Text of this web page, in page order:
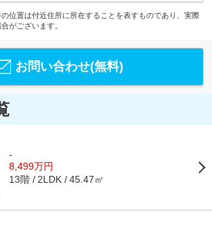
位置は付近住所に所在することを表すものであり、実際
がございます。
お問い合わせ(無料)
-
8,499万円
13階 2LDK 45.47㎡